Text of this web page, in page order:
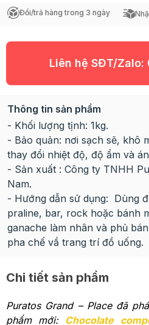
Đổi/trả hàng trong 3 ngày
Liên hệ SĐT/Zalo:
Thông tin sản phẩm
- Khối lượng tịnh: 1kg.
- Bảo quản: nơi sạch sẽ, khô
thay đổi nhiệt độ, độ ẩm và
- Sản xuất : Công ty TNHH
Nam.
- Hướng dẫn sử dụng: Dùng
praline, bar, rock hoặc bánh
ganache làm nhân và phủ
pha chế vầ trang trí đồ uống.
Chi tiết sản phẩm
Puratos Grand – Place đã
phẩm mới: Chocolate